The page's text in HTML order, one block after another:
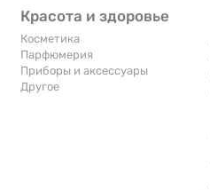
Красота и здоровье
Косметика
Парфюмерия
Приборы и аксессуары
Другое